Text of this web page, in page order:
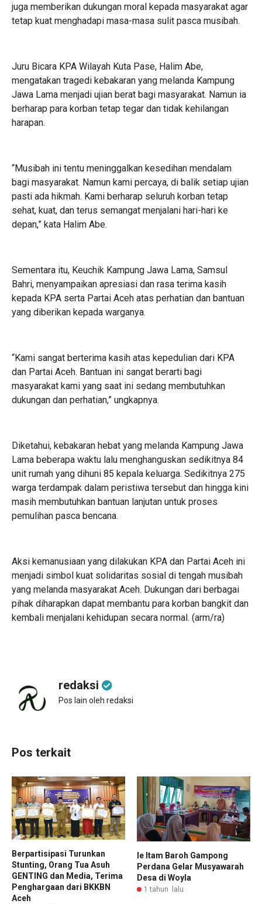
juga memberikan dukungan moral kepada masyarakat agar
tetap kuat menghadapi masa-masa sulit pasca musibah.
Juru Bicara KPA Wilayah Kuta Pase, Halim Abe,
mengatakan tragedi kebakaran yang melanda Kampung
Jawa Lama menjadi ujian berat bagi masyarakat. Namun ia
berharap para korban tetap tegar dan tidak kehilangan
harapan.
“Musibah ini tentu meninggalkan kesedihan mendalam
bagi masyarakat. Namun kami percaya, di balik setiap ujian
pasti ada hikmah. Kami berharap seluruh korban tetap
sehat, kuat, dan terus semangat menjalani hari-hari ke
depan,” kata Halim Abe.
Sementara itu, Keuchik Kampung Jawa Lama, Samsul
Bahri, menyampaikan apresiasi dan rasa terima kasih
kepada KPA serta Partai Aceh atas perhatian dan bantuan
yang diberikan kepada warganya.
“Kami sangat berterima kasih atas kepedulian dari KPA
dan Partai Aceh. Bantuan ini sangat berarti bagi
masyarakat kami yang saat ini sedang membutuhkan
dukungan dan perhatian,” ungkapnya.
Diketahui, kebakaran hebat yang melanda Kampung Jawa
Lama beberapa waktu lalu menghanguskan sedikitnya 84
unit rumah yang dihuni 85 kepala keluarga. Sedikitnya 275
warga terdampak dalam peristiwa tersebut dan hingga kini
masih membutuhkan bantuan lanjutan untuk proses
pemulihan pasca bencana.
Aksi kemanusiaan yang dilakukan KPA dan Partai Aceh ini
menjadi simbol kuat solidaritas sosial di tengah musibah
yang melanda masyarakat Aceh. Dukungan dari berbagai
pihak diharapkan dapat membantu para korban bangkit dan
kembali menjalani kehidupan secara normal. (arm/ra)
redaksi
Pos lain oleh redaksi
Pos terkait
Berpartisipasi Turunkan
Stunting, Orang Tua Asuh
GENTING dan Media, Terima
Penghargaan dari BKKBN
Aceh
Ie Itam Baroh Gampong
Perdana Gelar Musyawarah
Desa di Woyla
1 tahun lalu